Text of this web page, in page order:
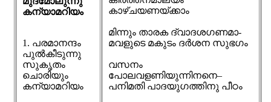
കന്യാമറിയം
1. പരമാനന്ദം
പുൽകീടുന്നു
സുകൃതം
ചൊരിയും
കന്യാമറിയം
കാഴ്ചയണയ്ക്കാം
മിന്നും താരക ദ്വാദശഗണമാ-
മവളുടെ മകുടം ദർശന സുഭഗം
വസനം
പോലവളണിയുന്നിനനെ–
പനിമതി പാദയുഗത്തിനു പീഠം